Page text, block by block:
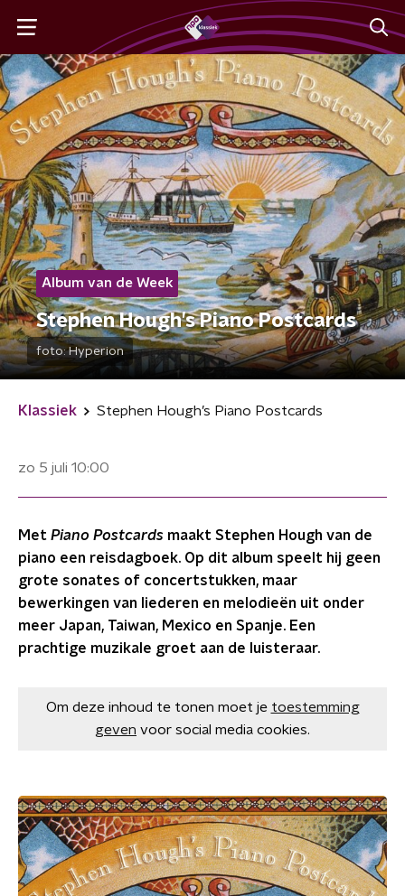
Album van de Week
Stephen Hough’s Piano Postcards
foto:Hyperion
Klassiek Stephen Hough’s Piano Postcards
zo 5 juli 10:00
Met Piano Postcards maakt Stephen Hough van de
piano een reisdagboek. Op dit album speelt hij geen
grote sonates of concertstukken, maar
bewerkingen van liederen en melodieën uit onder
meer Japan, Taiwan, Mexico en Spanje. Een
prachtige muzikale groet aan de luisteraar.
Om deze inhoud te tonen moet je toestemming
geven voor social media cookies.